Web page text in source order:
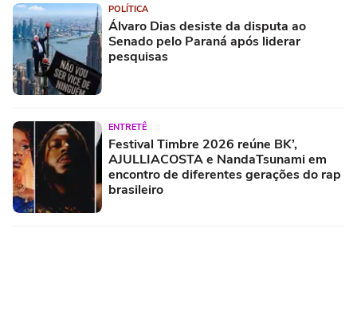
POLÍTICA
Álvaro Dias desiste da disputa ao
Senado pelo Paraná após liderar
pesquisas
ENTRETÊ
Festival Timbre 2026 reúne BK’,
AJULLIACOSTA e NandaTsunami em
encontro de diferentes gerações do rap
brasileiro